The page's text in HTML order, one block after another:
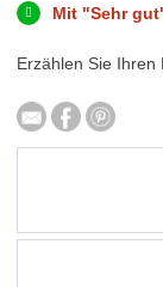
Mit "Sehr
Erzählen Sie Ihren